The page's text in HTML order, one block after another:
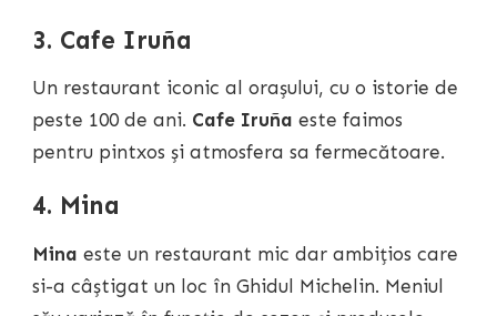
3. Cafe Iruña
Un restaurant iconic al orașului, cu o istorie de
peste 100 de ani. Cafe Iruña este faimos
pentru pintxos și atmosfera sa fermecătoare.
4. Mina
Mina este un restaurant mic dar ambițios care
si-a câștigat un loc în Ghidul Michelin. Meniul